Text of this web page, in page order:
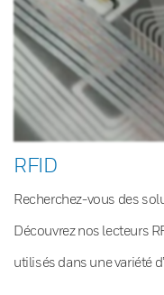
RFID
Recherchez-vous des
Découvrez nos lecteurs
utilisés dans une variété